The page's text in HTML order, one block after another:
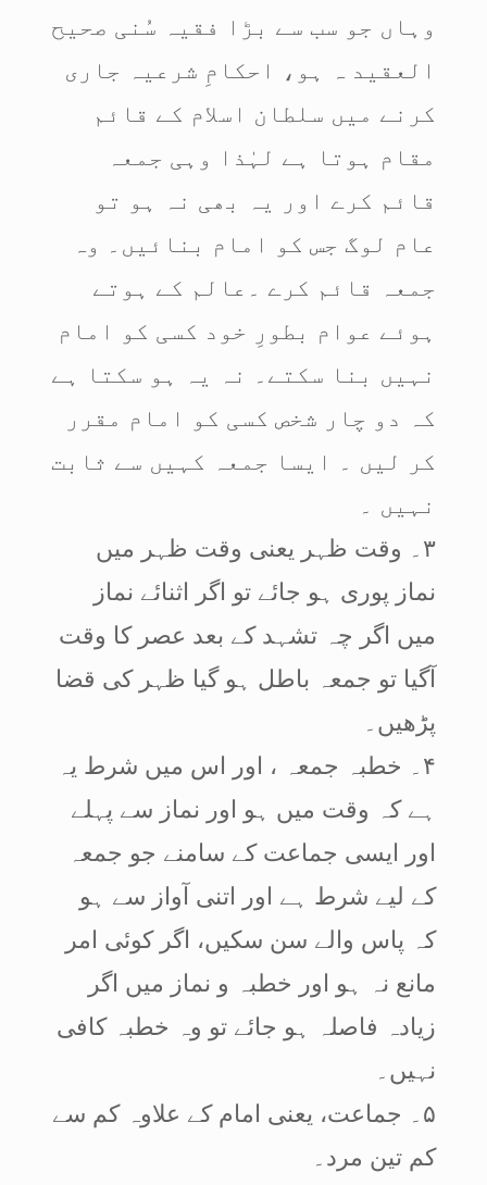
وہاں جو سب سے بڑا فقیہ سُنی صحیح
العقید ہ ہو، احکامِ شرعیہ جاری
کرنے میں سلطان اسلام کے قائم
مقام ہوتا ہے لہٰذا وہی جمعہ
قائم کرے اور یہ بھی نہ ہو تو
عام لوگ جس کو امام بنائیں۔ وہ
جمعہ قائم کرے ۔عالم کے ہوتے
ہوئے عوام بطورِ خود کسی کو امام
نہیں بنا سکتے۔ نہ یہ ہو سکتا ہے
کہ دو چار شخص کسی کو امام مقرر
کر لیں ۔ ایسا جمعہ کہیں سے ثابت
نہیں ۔
۳۔ وقت ظہر یعنی وقت ظہر میں
نماز پوری ہو جائے تو اگر اثنائے نماز
میں اگر چہ تشہد کے بعد عصر کا وقت
آگیا تو جمعہ باطل ہو گیا ظہر کی قضا
پڑھیں۔
۴۔ خطبہ جمعہ ، اور اس میں شرط یہ
ہے کہ وقت میں ہو اور نماز سے پہلے
اور ایسی جماعت کے سامنے جو جمعہ
کے لیے شرط ہے اور اتنی آواز سے ہو
کہ پاس والے سن سکیں، اگر کوئی امر
مانع نہ ہو اور خطبہ و نماز میں اگر
زیادہ فاصلہ ہو جائے تو وہ خطبہ کافی
نہیں۔
۵۔ جماعت، یعنی امام کے علاوہ کم سے
کم تین مرد۔